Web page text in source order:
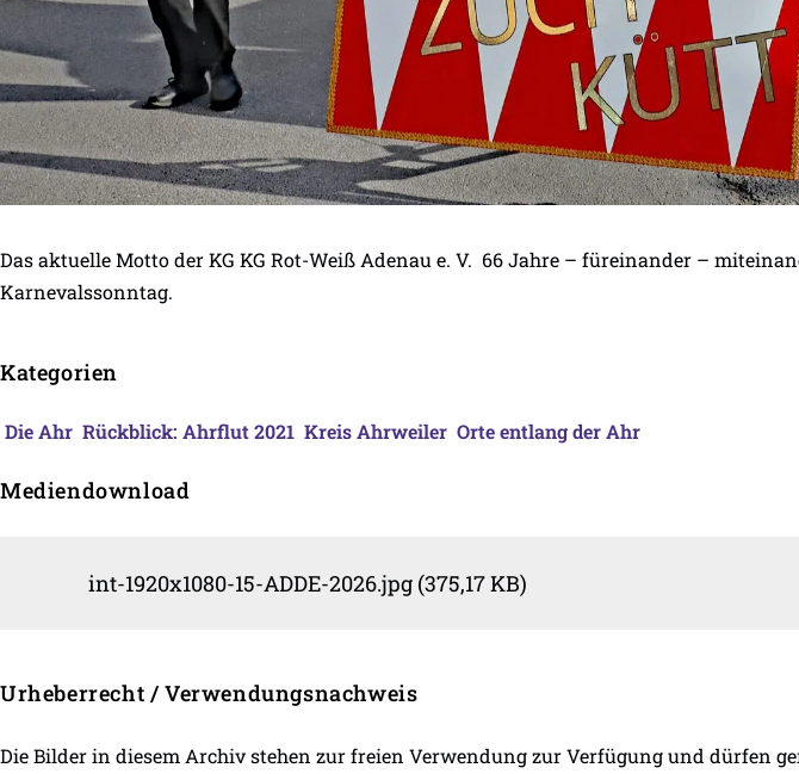
Das aktuelle Motto der KG KG Rot-Weiß Adenau e. V. 66 Jahre – füreinander –
Karnevalssonntag.
Kategorien
Die Ahr Rückblick: Ahrflut 2021 Kreis Ahrweiler Orte entlang der Ahr
Mediendownload
int-1920x1080-15-ADDE-2026.jpg (375,17 KB)
Urheberrecht / Verwendungsnachweis
Die Bilder in diesem Archiv stehen zur freien Verwendung zur Verfügung und dürfen